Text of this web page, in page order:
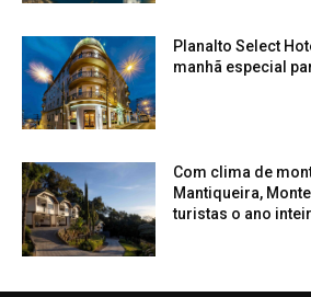
Planalto Select
manhã especial
Com clima de
Mantiqueira,
turistas o ano